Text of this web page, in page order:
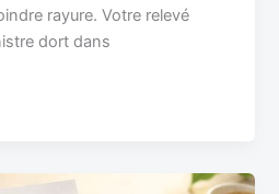
rayure. Votre relevé
dort dans